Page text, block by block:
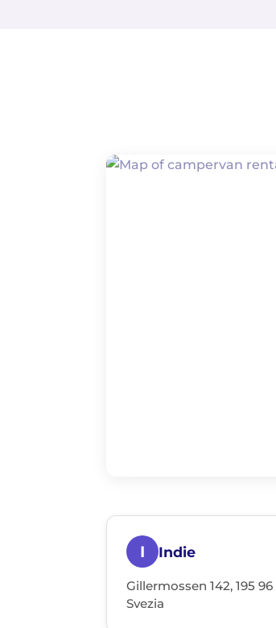
I Indie
Gillermossen 142, 195
Svezia